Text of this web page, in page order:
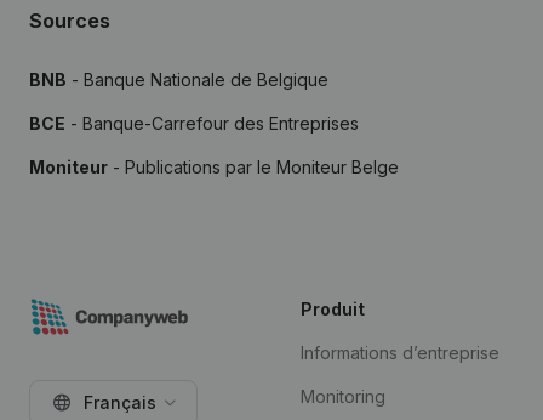
Sources
BNB - Banque Nationale de Belgique
BCE - Banque-Carrefour des Entreprises
Moniteur - Publications par le Moniteur Belge
Français
Produit
Informations d’entreprise
Monitoring